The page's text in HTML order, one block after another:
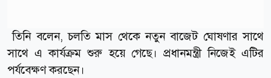
তিনি বলেন, চলতি মাস থেকে নতুন বাজেট ঘোষণার সাথে
সাথে এ কার্যক্রম শুরু হয়ে গেছে। প্রধানমন্ত্রী নিজেই এটির
পর্যবেক্ষণ করছেন।